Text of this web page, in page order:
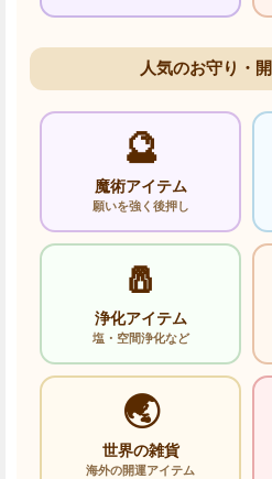
人気のお守り・
🔮
魔術アイテム
願いを強く後押し
🧂
浄化アイテム
塩・空間浄化など
🌏
世界の雑貨
海外の開運アイテム